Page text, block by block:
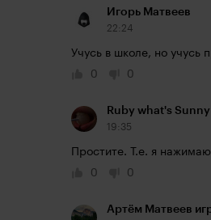
Игорь Матвеев
22:24
Учусь в школе, но учусь
0
0
Ruby what's Sunny
19:35
Простите. Т.е. я
0
0
Артём Матвеев